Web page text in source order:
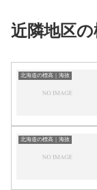
近隣地区
北海道の標高｜海抜
北海道の標高｜海抜